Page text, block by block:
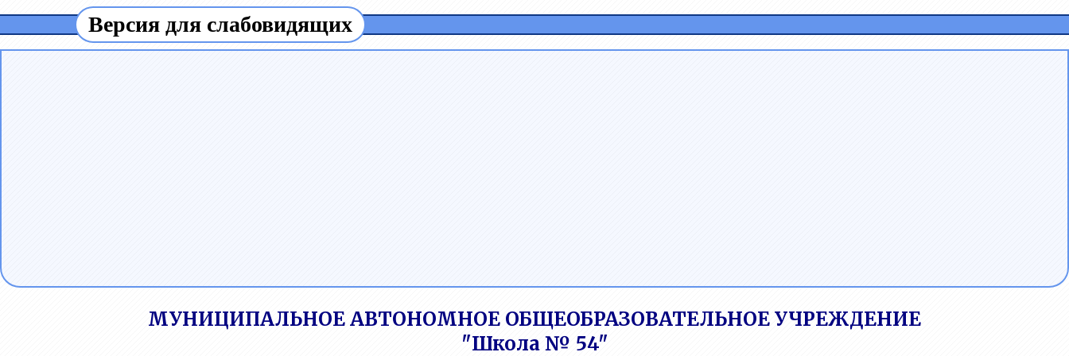
Версия для слабовидящих
МУНИЦИПАЛЬНОЕ АВТОНОМНОЕ ОБЩЕОБРАЗОВАТЕЛЬНОЕ УЧРЕЖДЕНИЕ
"Школа № 54"